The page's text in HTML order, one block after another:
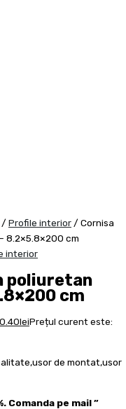
/ Profile interior / Cornisa
8.2×5.8×200 cm
interior
poliuretan
cm
leiPrețul curent este:
de montat,usor
Comanda pe mail ”